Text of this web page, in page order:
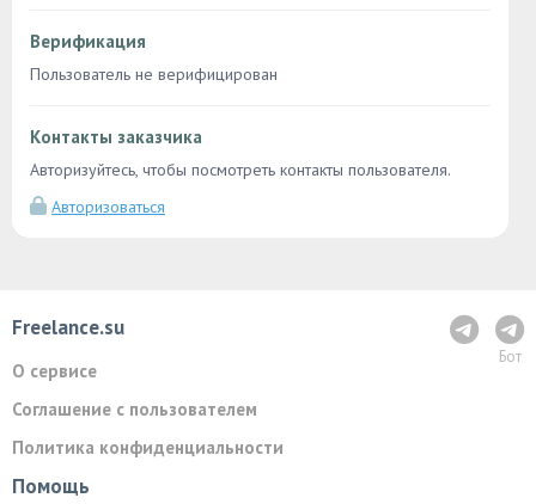
Верификация
Пользователь не верифицирован
Контакты заказчика
Авторизуйтесь, чтобы посмотреть контакты пользователя.
Авторизоваться
Бот
Freelance.su
О сервисе
Соглашение с пользователем
Политика конфиденциальности
Помощь